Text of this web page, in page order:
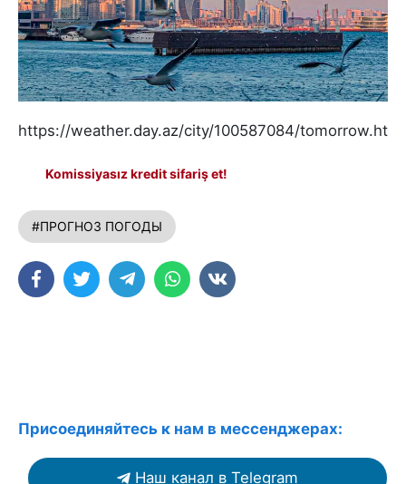
https://weather.day.az/city/100587084/tomorrow.html
Komissiyasız kredit sifariş et!
#ПРОГНОЗ ПОГОДЫ
Присоединяйтесь к нам в мессенджерах:
Наш канал в Telegram